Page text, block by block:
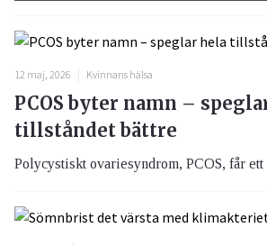
12 maj, 2026 Kvinnans hälsa
PCOS byter namn –
tillståndet bättre
Polycystiskt ovariesyndrom, PCOS, får ett